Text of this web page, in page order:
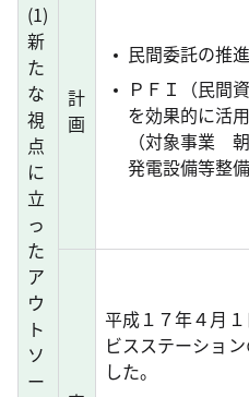
(1)
新
た
な
視
点
に
立
っ
た
ア
ウ
ト
ソ
ー
計
画
民間委託の推進
ＰＦＩ（民間
を効果的に活用
（対象事業
発電設備等整備
平成１７年４月
ビスステーショ
した。